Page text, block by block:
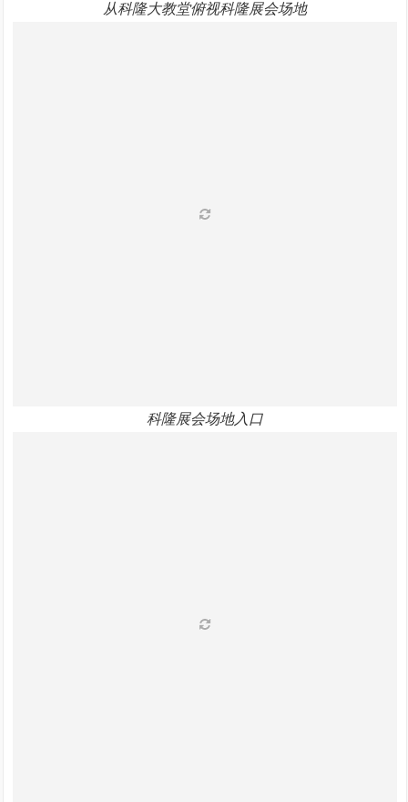
从科隆大教堂俯视科隆展会场地
科隆展会场地入口